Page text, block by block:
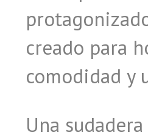
creado para
comodidad y
Una